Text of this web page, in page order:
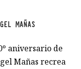
MAÑAS
aniversario de
Mañas recrea